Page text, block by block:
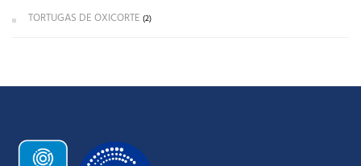
TORTUGAS DE OXICORTE (2)